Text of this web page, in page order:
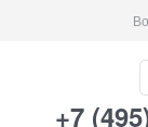
+7